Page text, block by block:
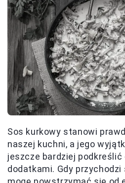
Sos kurkowy stanowi
naszej kuchni, a jego
jeszcze bardziej podkreślić
dodatkami. Gdy przychodzi